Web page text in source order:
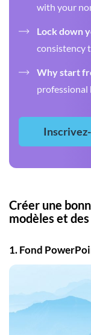
with your
Lock down
consistency
Why start
professional
Créer une
modèles et
1. Fond